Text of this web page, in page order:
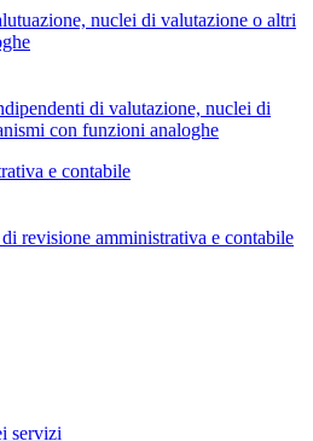
nuclei di valutazione o altri
di valutazione, nuclei di
con funzioni analoghe
e contabile
revisione amministrativa e contabile
servizi